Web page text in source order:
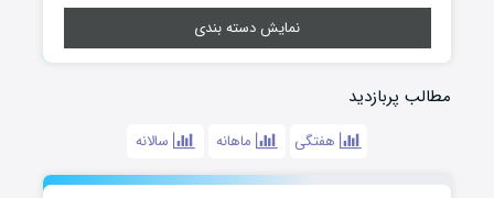
نمایش دسته بندی
مطالب پربازدید
هفتگی ماهانه سالانه